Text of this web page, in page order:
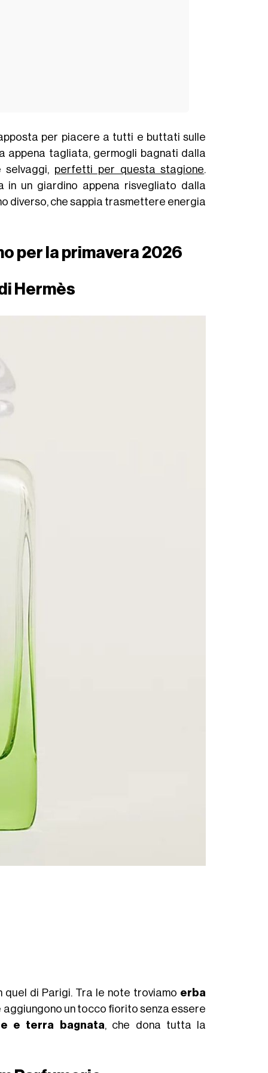
per piacere a tutti e buttati sulle
appena tagliata, germogli bagnati dalla
selvaggi, perfetti per questa stagione.
in un giardino appena risvegliato dalla
diverso, che sappia trasmettere energia
per la primavera 2026
Hermès
di Parigi. Tra le note troviamo erba
aggiungono un tocco fiorito senza essere
e terra bagnata, che dona tutta la